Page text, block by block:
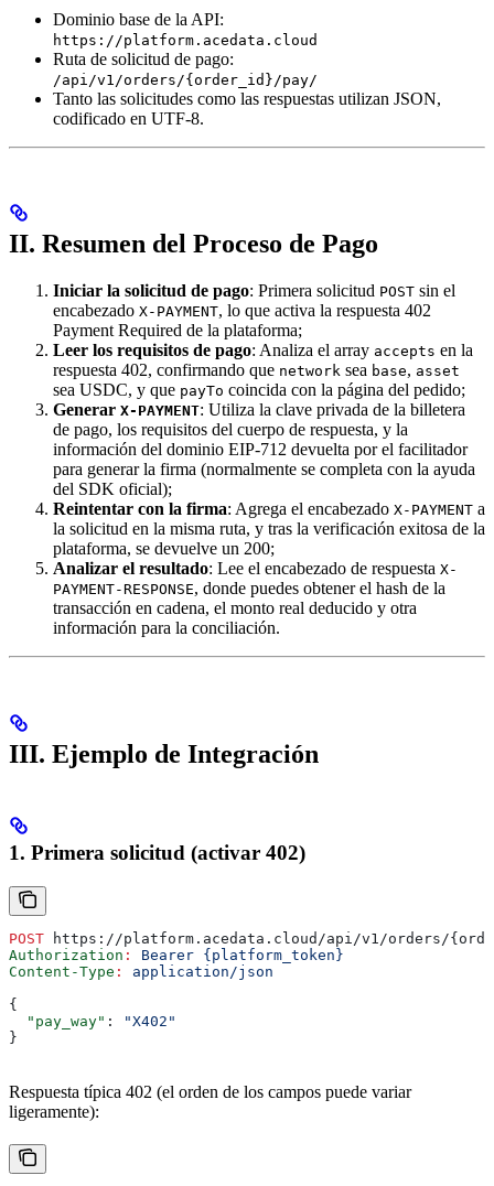
Dominio base de la API:
https://platform.acedata.cloud
Ruta de solicitud de pago:
/api/v1/orders/{order_id}/pay/
Tanto las solicitudes como las respuestas utilizan JSON,
codificado en UTF-8.
II. Resumen del Proceso de Pago
Iniciar la solicitud de pago: Primera solicitud POST sin el
encabezado X-PAYMENT, lo que activa la respuesta 402
Payment Required de la plataforma;
Leer los requisitos de pago: Analiza el array accepts en la
respuesta 402, confirmando que network sea base, asset
sea USDC, y que payTo coincida con la página del pedido;
Generar X-PAYMENT: Utiliza la clave privada de la billetera
de pago, los requisitos del cuerpo de respuesta, y la
información del dominio EIP-712 devuelta por el facilitador
para generar la firma (normalmente se completa con la ayuda
del SDK oficial);
Reintentar con la firma: Agrega el encabezado X-PAYMENT a
la solicitud en la misma ruta, y tras la verificación exitosa de la
plataforma, se devuelve un 200;
Analizar el resultado: Lee el encabezado de respuesta X-
PAYMENT-RESPONSE, donde puedes obtener el hash de la
transacción en cadena, el monto real deducido y otra
información para la conciliación.
III. Ejemplo de Integración
1. Primera solicitud (activar 402)
POST https://platform.acedata.cloud/api/v1/orders/
Authorization :
Bearer {platform_token}
Content-Type :
application/json
{
  "pay_way"
:
"X402"
}
Respuesta típica 402 (el orden de los campos puede variar
ligeramente):